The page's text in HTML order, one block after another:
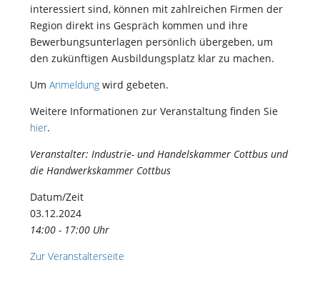
interessiert sind, können mit zahlreichen Firmen der
Region direkt ins Gespräch kommen und ihre
Bewerbungsunterlagen persönlich übergeben, um
den zukünftigen Ausbildungsplatz klar zu machen.
Um Anmeldung wird gebeten.
Weitere Informationen zur Veranstaltung finden Sie
hier.
Veranstalter: Industrie- und Handelskammer Cottbus und
die Handwerkskammer Cottbus
Datum/Zeit
03.12.2024
14:00 - 17:00 Uhr
Zur Veranstalterseite